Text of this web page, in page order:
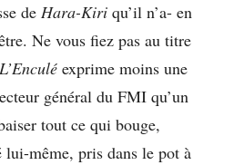
de Hara-Kiri qu’il n’a- en
Ne vous fiez pas au titre
L’Enculé exprime moins une
général du FMI qu’un
tout ce qui bouge,
même, pris dans le pot à